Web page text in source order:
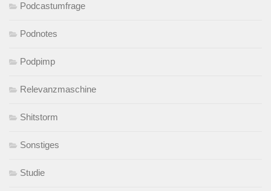
Podcastumfrage
Podnotes
Podpimp
Relevanzmaschine
Shitstorm
Sonstiges
Studie